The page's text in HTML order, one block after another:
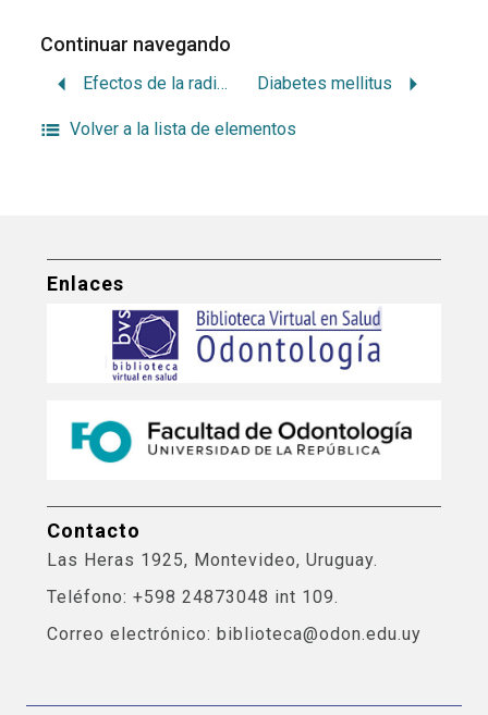
Continuar navegando
Efectos de la radioterapia y la quimioterapia en el manejo del paciente odontoestomatológico Diabetes mellitus
Volver a la lista de elementos
Enlaces
Contacto
Las Heras 1925, Montevideo, Uruguay.
Teléfono: +598 24873048 int 109.
Correo electrónico: biblioteca@odon.edu.uy